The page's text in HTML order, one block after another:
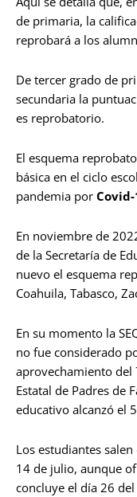
de primaria, la
reprobará a los
De tercer grado de
secundaria la
es reprobatorio.
El esquema
básica en el ciclo
pandemia por Covid-
En noviembre de
de la Secretaría de
nuevo el esquema
Coahuila, Tabasco,
En su momento la
no fue considerado
aprovechamiento del
Estatal de Padres de
educativo alcanzó el
Los estudiantes
14 de julio, aunque
concluye el día 26